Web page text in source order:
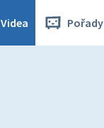
Videa Pořady